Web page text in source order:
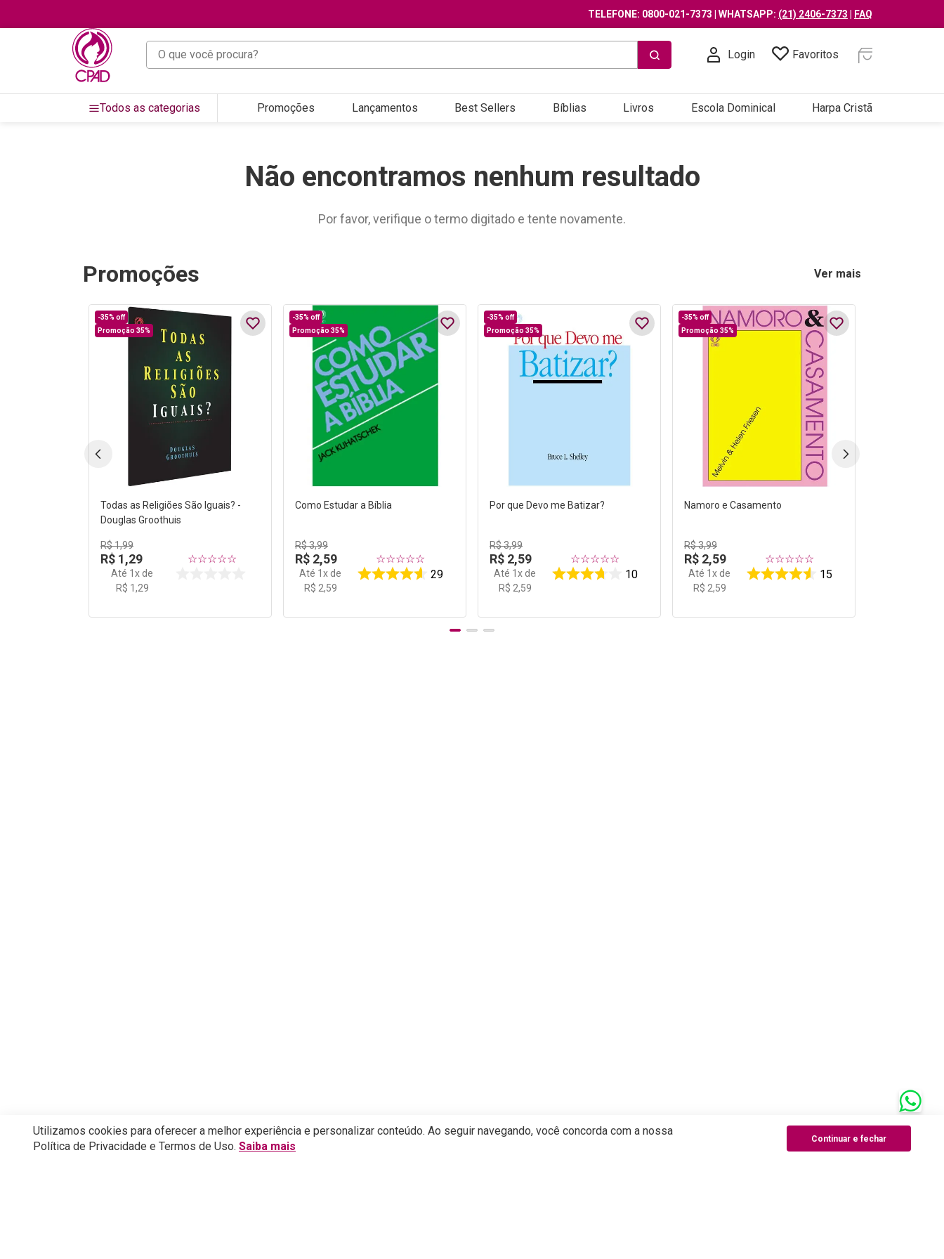
TELEFONE: 0800-021-7373 | WHATSAPP: (21) 2406-7373 FAQ
O que você procura?
Login Favoritos
Todos as categorias Promoções Lançamentos Best Sellers Bíblias Livros Escola Dominical Harpa Cristã
Não encontramos nenhum resultado
Por favor, verifique o termo digitado e tente novamente.
Promoções Ver mais
-35% off
Promoção 35%
Todas as Religiões São Iguais? -
Douglas Groothuis
R$1,99
R$ 1,29
Até 1x de
R$ 1 ,29
☆☆☆☆☆
-35% off
Promoção 35%
Como Estudar a Bíblia
R$3,99
R$ 2,59
Até 1x de
R$ 2,59
☆☆☆☆☆
29
-35% off
Promoção 35%
Por que Devo me Batizar?
R$3,99
R$ 2,59
Até 1x de
R$ 2,59
☆☆☆☆☆
10
-35% off
Promoção 35%
Namoro e Casamento
R$3,99
R$ 2,59
Até 1x de
R$ 2,59
☆☆☆☆☆
15
Utilizamos cookies para oferecer a melhor experiência e personalizar conteúdo. Ao seguir navegando, você concorda com a nossa
Política de Privacidade e Termos de Uso. Saiba mais
Continuar e fechar